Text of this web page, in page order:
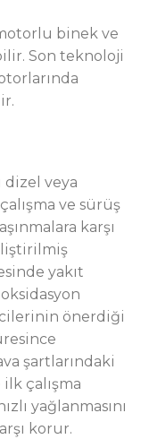
binek ve
Son teknoloji
dizel veya
ve sürüş
karşı
yakıt
önerdiği
şartlarındaki
ilk çalışma
yağlanmasını
korur.